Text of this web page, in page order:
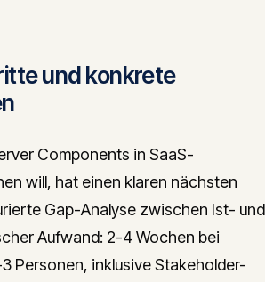
und konkrete
Components in SaaS-
will, hat einen klaren nächsten
Gap-Analyse zwischen Ist- und
Aufwand: 2-4 Wochen bei
Personen, inklusive Stakeholder-